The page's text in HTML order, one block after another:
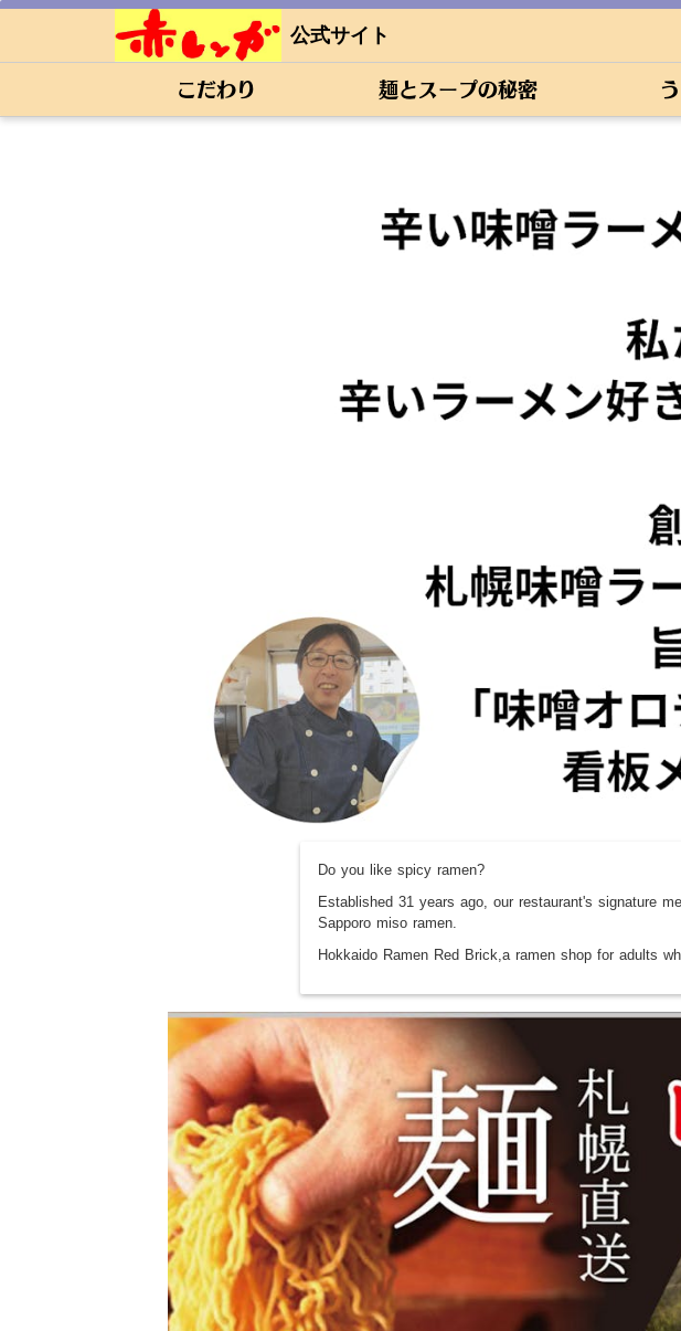
公式サイト
こだわり 麺とスープの秘密
Do you like spicy ramen?
Established 31 years ago, our restaurant's signature
Sapporo miso ramen.
Hokkaido Ramen Red Brick,a ramen shop for adults